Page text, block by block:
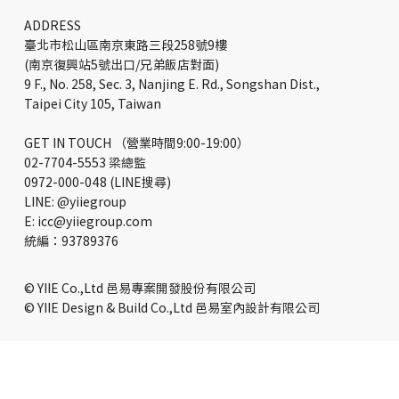
計如何重塑企業工作體驗
ADDRESS
臺北市松山區南京東路三段258號9樓
(南京復興站5號出口/兄弟飯店對面)
9 F., No. 258, Sec. 3, Nanjing E. Rd., Songshan Dist.,
Taipei City 105, Taiwan
GET IN TOUCH （營業時間9:00-19:00）
02-7704-5553 梁總監
0972-000-048 (LINE搜尋)
LINE: @yiiegroup
E: icc@yiiegroup.com
​統編：93789376
© YIIE Co.,Ltd 邑易專案開發股份有限公司
© YIIE Design & Build Co.,Ltd 邑易室內設計有限公司